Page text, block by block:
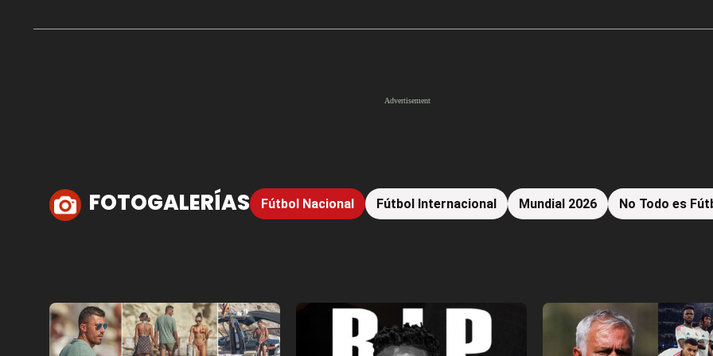
FOTOGALERÍAS Fútbol Nacional Fútbol Internacional Mundial 2026 No Todo es